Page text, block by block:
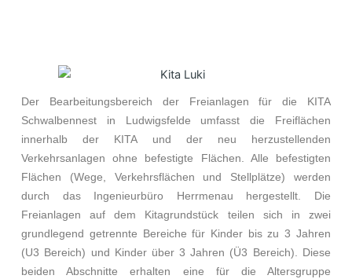
Der Bearbeitungsbereich der Freianlagen für die KITA
Schwalbennest in Ludwigsfelde umfasst die Freiflächen
innerhalb der KITA und der neu herzustellenden
Verkehrsanlagen ohne befestigte Flächen. Alle befestigten
Flächen (Wege, Verkehrsflächen und Stellplätze) werden
durch das Ingenieurbüro Herrmenau hergestellt. Die
Freianlagen auf dem Kitagrundstück teilen sich in zwei
grundlegend getrennte Bereiche für Kinder bis zu 3 Jahren
(U3 Bereich) und Kinder über 3 Jahren (Ü3 Bereich). Diese
beiden Abschnitte erhalten eine für die Altersgruppe